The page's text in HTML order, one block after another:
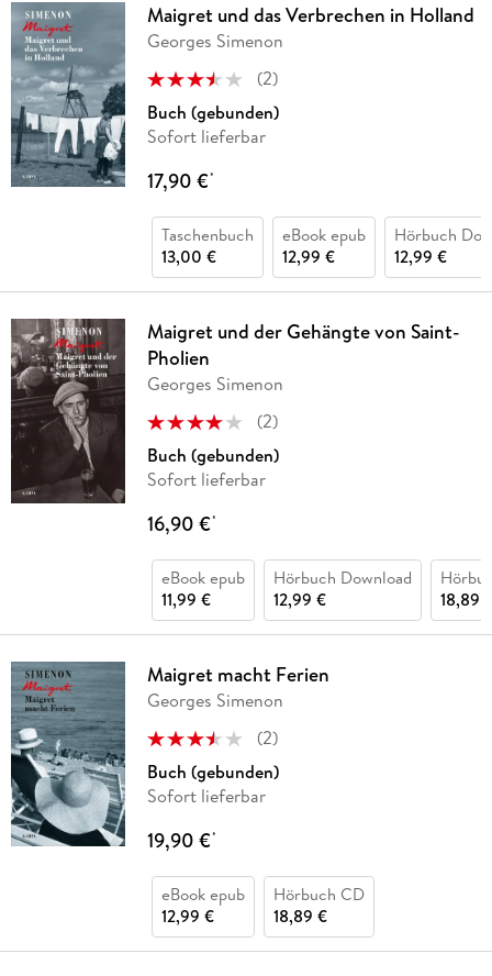
Maigret und das Verbrechen in Holland
Georges Simenon
(2)
Buch (gebunden)
Sofort lieferbar
17,90 €*
Taschenbuch
13,00 €
eBook epub
12,99 €
Hörbuch
12,99 €
Maigret und der Gehängte von Saint-
Pholien
Georges Simenon
(2)
Buch (gebunden)
Sofort lieferbar
16,90 €*
eBook epub
11,99 €
Hörbuch Download
12,99 €
18,89
Maigret macht Ferien
Georges Simenon
(2)
Buch (gebunden)
Sofort lieferbar
19,90 €*
eBook epub
12,99 €
Hörbuch CD
18,89 €